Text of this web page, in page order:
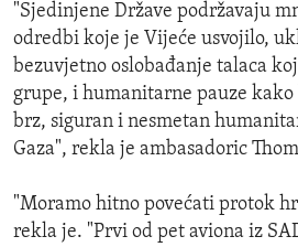
"Sjedinjene Države podržavaju
odredbi koje je Vijeće usvojilo,
bezuvjetno oslobađanje talaca
grupe, i humanitarne pauze kako
brz, siguran i nesmetan
Gaza", rekla je ambasadoric
"Moramo hitno povećati protok
rekla je. "Prvi od pet aviona iz